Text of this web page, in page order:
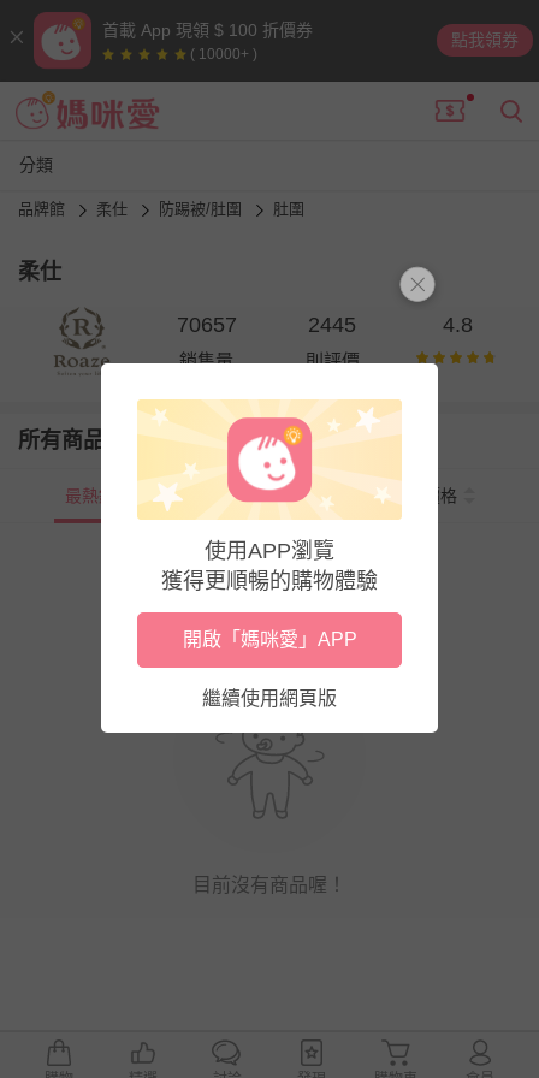
首載 App 現領 $ 100 折價券
( 10000+ )
點我領券
分類
品牌館 柔仕 防踢被/肚圍 肚圍
柔仕
70657
銷售量
2445
則評價
4.8
所有商品
最熱銷 新上市 價格
目前沒有商品喔！
使用APP瀏覽
獲得更順暢的購物體驗
開啟「媽咪愛」APP
繼續使用網頁版